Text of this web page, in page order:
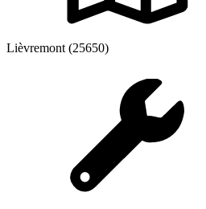
Lièvremont (25650)